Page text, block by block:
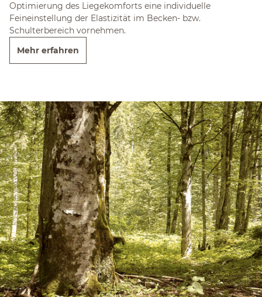
Optimierung des Liegekomforts eine individuelle
Feineinstellung der Elastizität im Becken- bzw.
Schulterbereich vornehmen.
Mehr erfahren